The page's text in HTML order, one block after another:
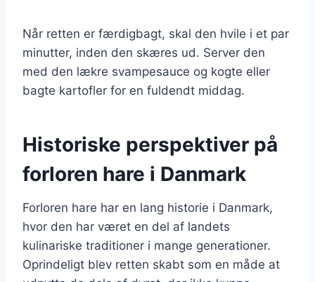
Når retten er færdigbagt, skal den hvile i et par
minutter, inden den skæres ud. Server den
med den lækre svampesauce og kogte eller
bagte kartofler for en fuldendt middag.
Historiske perspektiver på
forloren hare i Danmark
Forloren hare har en lang historie i Danmark,
hvor den har været en del af landets
kulinariske traditioner i mange generationer.
Oprindeligt blev retten skabt som en måde at